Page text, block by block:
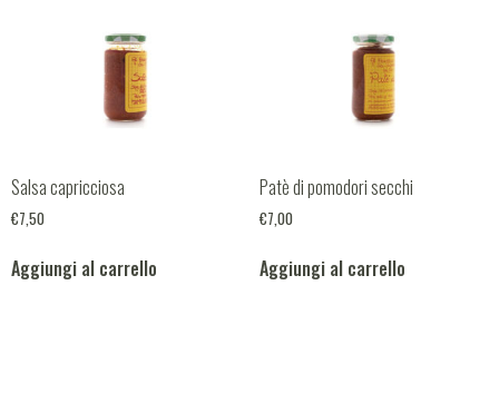
Salsa capricciosa
€7,50
Aggiungi al carrello
Patè di pomodori secchi
€7,00
Aggiungi al carrello